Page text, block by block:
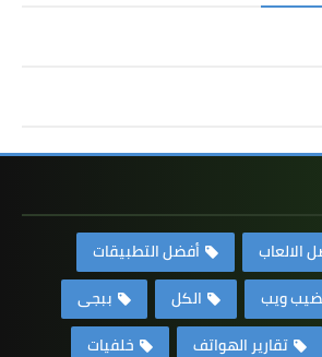
الالعاب
أفضل التطبيقات
ويب الكل
ببجى
تقارير الهواتف
خلفيات